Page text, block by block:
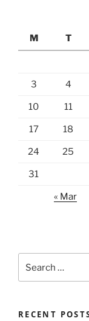
M
T
3 4
10 11
17 18
24 25
31
« Mar
for:
RECENT